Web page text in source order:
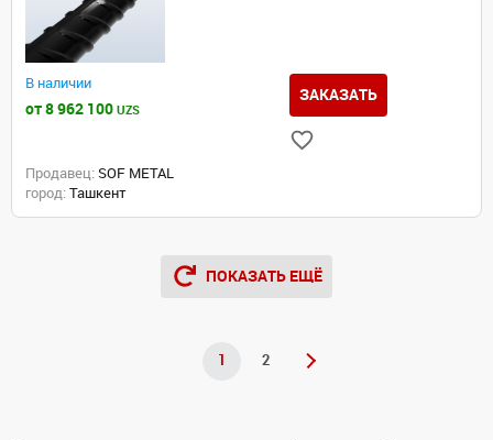
В наличии
от 8 962 100 UZS
ЗАКАЗАТЬ
Продавец: SOF METAL
город: Ташкент
ПОКАЗАТЬ ЕЩЁ
1 2